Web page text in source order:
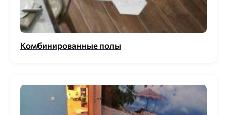
Комбинированные полы